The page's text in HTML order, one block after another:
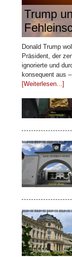
Trump
Donald Trump
Präsident, der
ignorierte und
konsequent aus
[Weiterlesen...]